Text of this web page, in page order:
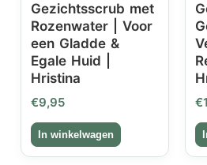
Gezichtsscrub met
Rozenwater | Voor
een Gladde &
Egale Huid |
Hristina
€9,95 €